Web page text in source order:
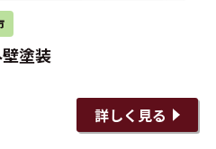
塗装
詳しく見る